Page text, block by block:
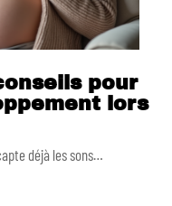
pour
lors
déjà les sons…